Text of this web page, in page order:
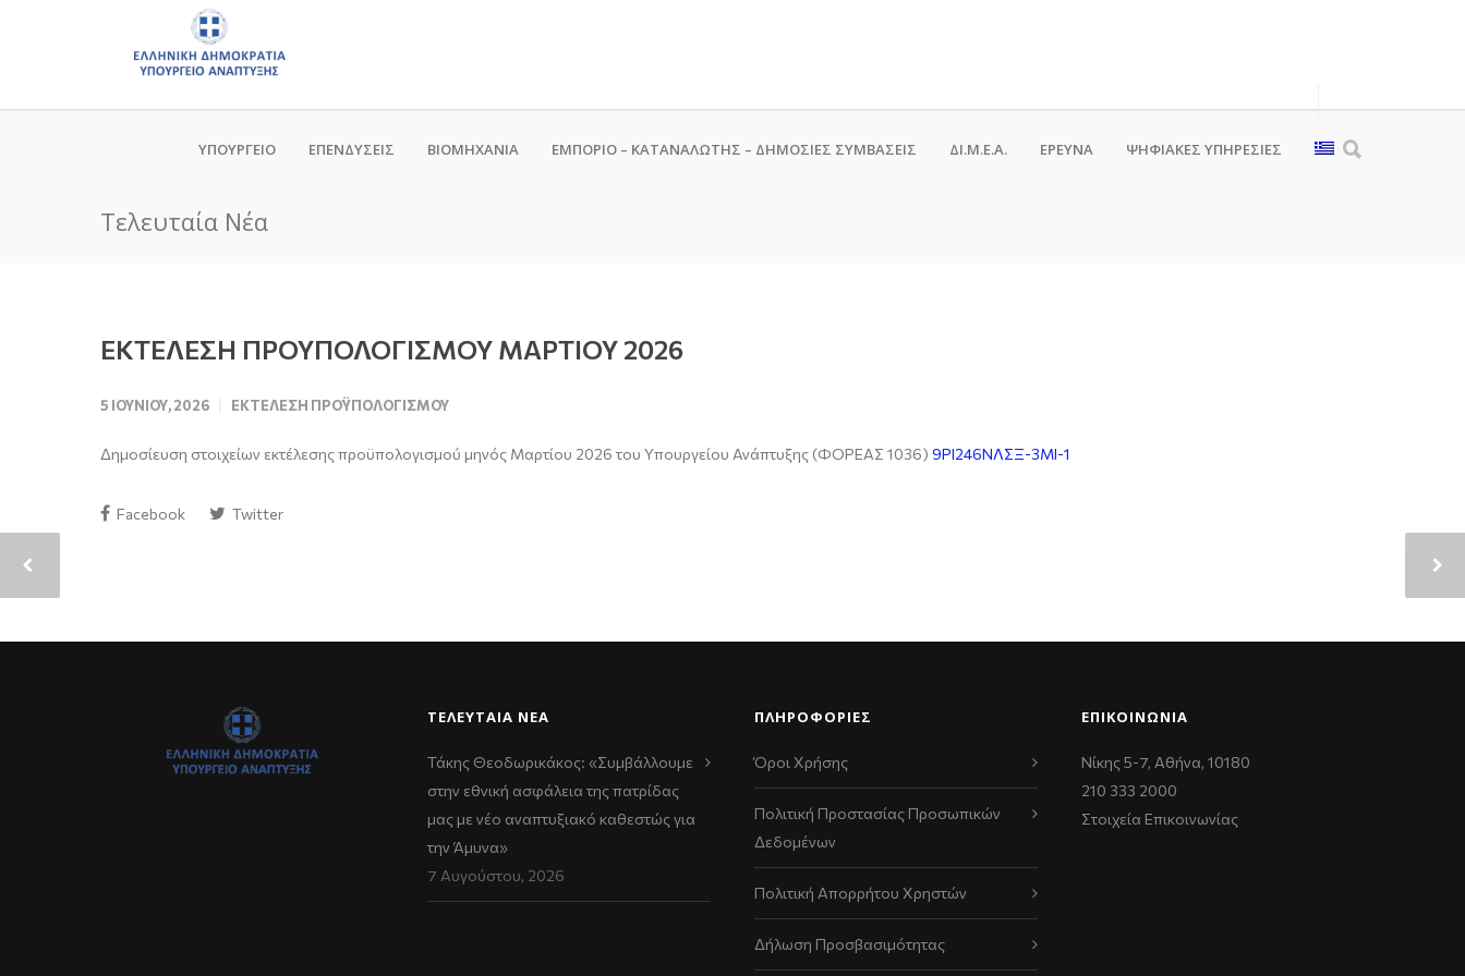
ΥΠΟΥΡΓΕΙΟ ΕΠΕΝΔΥΣΕΙΣ ΒΙΟΜΗΧΑΝΙΑ ΕΜΠΟΡΙΟ – ΚΑΤΑΝΑΛΩΤΗΣ – ΔΗΜΟΣΙΕΣ ΣΥΜΒΑΣΕΙΣ ΔΙ.Μ.Ε.Α. ΕΡΕΥΝΑ ΨΗΦΙΑΚΈΣ ΥΠΗΡΕΣΊΕΣ
Τελευταία Νέα
ΕΚΤΕΛΕΣΗ ΠΡΟΥΠΟΛΟΓΙΣΜΟΥ ΜΑΡΤΙΟΥ 2026
5 ΙΟΥΝΊΟΥ, 2026 ΕΚΤΈΛΕΣΗ ΠΡΟΫΠΟΛΟΓΙΣΜΟΎ
Δημοσίευση στοιχείων εκτέλεσης προϋπολογισμού μηνός Μαρτίου 2026 του Υπουργείου Ανάπτυξης (ΦΟΡΕΑΣ 1036) 9ΡΙ246ΝΛΣΞ-3ΜΙ-1
Facebook Twitter
ΤΕΛΕΥΤΑΊΑ ΝΈΑ
Τάκης Θεοδωρικάκος: «Συμβάλλουμε
στην εθνική ασφάλεια της πατρίδας
μας με νέο αναπτυξιακό καθεστώς για
την Άμυνα»
7 Αυγούστου, 2026
ΠΛΗΡΟΦΟΡΙΕΣ
Όροι Χρήσης
Πολιτική Προστασίας Προσωπικών
Δεδομένων
Πολιτική Απορρήτου Χρηστών
Δήλωση Προσβασιμότητας
ΕΠΙΚΟΙΝΩΝΊΑ
Νίκης 5-7, Αθήνα, 10180
210 333 2000
Στοιχεία Επικοινωνίας